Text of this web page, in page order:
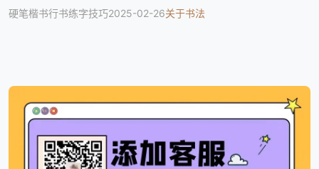
硬笔楷书行书练字技巧2025-02-26关于书法